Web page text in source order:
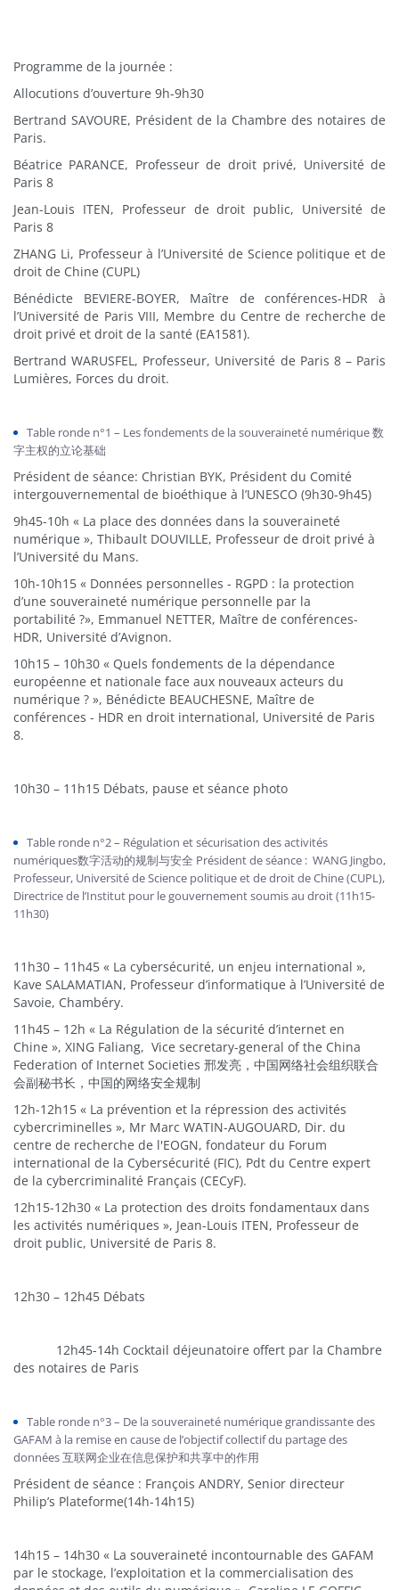
Programme de la journée :
Allocutions d’ouverture 9h-9h30
Bertrand SAVOURE, Président de la Chambre des notaires de
Paris.
Béatrice PARANCE, Professeur de droit privé, Université de
Paris 8
Jean-Louis ITEN, Professeur de droit public, Université de
Paris 8
ZHANG Li, Professeur à l’Université de Science politique et de
droit de Chine (CUPL)
Bénédicte BEVIERE-BOYER, Maître de conférences-HDR à
l’Université de Paris VIII, Membre du Centre de recherche de
droit privé et droit de la santé (EA1581).
Bertrand WARUSFEL, Professeur, Université de Paris 8 – Paris
Lumières, Forces du droit.
Table ronde n°1 – Les fondements de la souveraineté numérique 数
字主权的立论基础
Président de séance: Christian BYK, Président du Comité
intergouvernemental de bioéthique à l’UNESCO (9h30-9h45)
9h45-10h « La place des données dans la souveraineté
numérique », Thibault DOUVILLE, Professeur de droit privé à
l’Université du Mans.
10h-10h15 « Données personnelles - RGPD : la protection
d’une souveraineté numérique personnelle par la
portabilité ?», Emmanuel NETTER, Maître de conférences-
HDR, Université d’Avignon.
10h15 – 10h30 « Quels fondements de la dépendance
européenne et nationale face aux nouveaux acteurs du
numérique ? », Bénédicte BEAUCHESNE, Maître de
conférences - HDR en droit international, Université de Paris
8.
10h30 – 11h15 Débats, pause et séance photo
Table ronde n°2 – Régulation et sécurisation des activités
numériques数字活动的规制与安全 Président de séance : WANG Jingbo,
Professeur, Université de Science politique et de droit de Chine (CUPL),
Directrice de l’Institut pour le gouvernement soumis au droit (11h15-
11h30)
11h30 – 11h45 « La cybersécurité, un enjeu international »,
Kave SALAMATIAN, Professeur d’informatique à l’Université de
Savoie, Chambéry.
11h45 – 12h « La Régulation de la sécurité d’internet en
Chine », XING Faliang, Vice secretary-general of the China
Federation of Internet Societies 邢发亮，中国网络社会组织联合
会副秘书长，中国的网络安全规制
12h-12h15 « La prévention et la répression des activités
cybercriminelles », Mr Marc WATIN-AUGOUARD, Dir. du
centre de recherche de l'EOGN, fondateur du Forum
international de la Cybersécurité (FIC), Pdt du Centre expert
de la cybercriminalité Français (CECyF).
12h15-12h30 « La protection des droits fondamentaux dans
les activités numériques », Jean-Louis ITEN, Professeur de
droit public, Université de Paris 8.
12h30 – 12h45 Débats
12h45-14h Cocktail déjeunatoire offert par la Chambre
des notaires de Paris
Table ronde n°3 – De la souveraineté numérique grandissante des
GAFAM à la remise en cause de l’objectif collectif du partage des
données 互联网企业在信息保护和共享中的作用
Président de séance : François ANDRY, Senior directeur
Philip’s Plateforme(14h-14h15)
14h15 – 14h30 « La souveraineté incontournable des GAFAM
par le stockage, l’exploitation et la commercialisation des